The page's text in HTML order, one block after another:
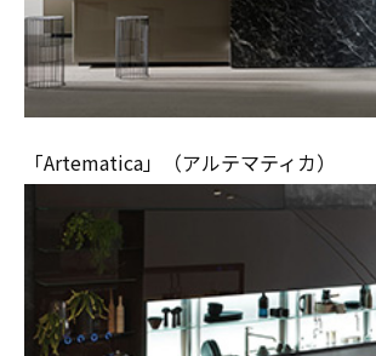
「Artematica」（アルテマティカ）